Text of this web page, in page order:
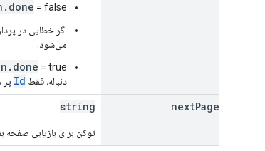
= false، اگر پردازش
اگر خطایی در
می‌شود.
= true و
دنباله، فقط Id
nextPage
string
توکن برای بازیابی صفحه